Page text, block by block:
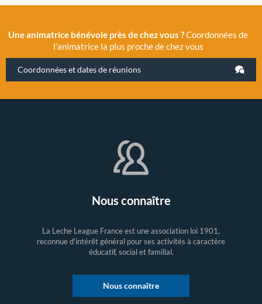
Une animatrice bénévole près de chez vous ?Coordonnées de
l’animatrice la plus proche de chez vous
Coordonnées et dates de réunions
Nous connaître
La Leche League France est une association loi 1901,
reconnue d'intérêt général pour ses activités à caractère
éducatif, social et familial.
Nous connaître